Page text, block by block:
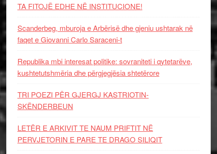
TA FITOJË EDHE NË INSTITUCIONE!
Scanderbeg, mburoja e Arbërisë dhe gjeniu ushtarak në
faqet e Giovanni Carlo Saraceni-t
Republika mbi interesat politike: sovraniteti i qytetarëve,
kushtetutshmëria dhe përgjegjësia shtetërore
TRI POEZI PËR GJERGJ KASTRIOTIN-
SKËNDERBEUN
LETËR E ARKIVIT TE NAUM PRIFTIT NË
PERVJETORIN E PARE TE DRAGO SILIQIT